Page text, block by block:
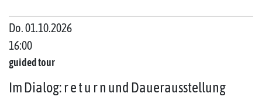
Do. 01.10.2026
16:00
guided tour
Im Dialog: r e t u r n und Dauerausstellung